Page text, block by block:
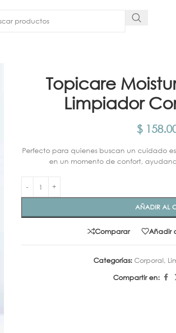
Topicare
Limpiador
$
Perfecto para quienes buscan un cuidado
en un momento de confort,
AÑADIR AL
Comparar Añadir
Categorías: Corporal,
Compartir en: